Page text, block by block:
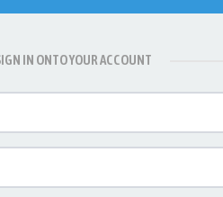
IN ONTO YOUR ACCOUNT